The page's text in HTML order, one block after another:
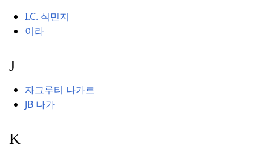
I.C. 식민지
이라
J
자그루티 나가르
JB 나가
K